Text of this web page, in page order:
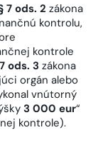
7 ods. 2 zákona
kontrolu,
kontrole
ods. 3 zákona
orgán alebo
vnútorný
3 000 eur“
kontrole).